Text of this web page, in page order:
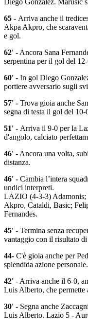
Diego Gonzalez. Marusic
65 - Arriva anche il
Akpa Akpro, che
e gol.
62' - Ancora Sana
serpentina per il gol del
60' - In gol Diego
portiere avversario sugli
57' - Trova gioia anche
segna di testa il gol del 10-
51' - Arriva il 9-0 per la
d'angolo, calciato
46' - Ancora una volta,
distanza.
46' - Cambia l’intera
undici interpreti.
LAZIO (4-3-3) Adamonis;
Akpro, Cataldi, Basic;
Fernandes.
45' - Termina senza
vantaggio con il risultato
44- C'è gioia anche per
splendida azione personale.
42' - Arriva anche il 6-0,
Luis Alberto, che permette
30' - Segna anche
Luis Alberto. Lazio 5 -